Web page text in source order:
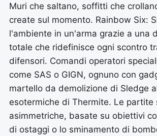
Muri che saltano, soffitti che
create sul momento. Rainbow Six:
l'ambiente in un'arma grazie a una
totale che ridefinisce ogni scontro
difensori. Comandi operatori
come SAS o GIGN, ognuno con
martello da demolizione di Sledge
esotermiche di Thermite. Le partite
asimmetriche, basate su obiettivi
di ostaggi o lo sminamento di